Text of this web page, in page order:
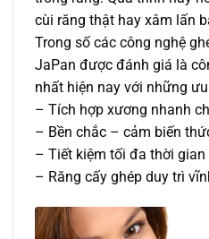
cùi răng thật hay xâm lấn
Trong số các công nghệ
JaPan được đánh giá là
nhất hiện nay với những
– Tích hợp xương nhanh
– Bền chắc – cảm biến
– Tiết kiệm tối đa thời gian
– Răng cấy ghép duy trì